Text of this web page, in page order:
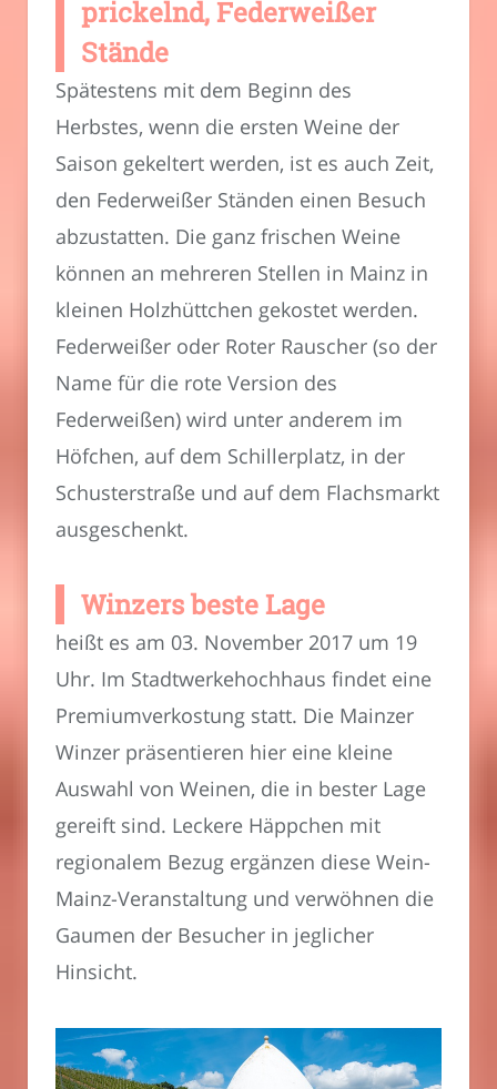
prickelnd, Federweißer
Stände
Spätestens mit dem Beginn des
Herbstes, wenn die ersten Weine der
Saison gekeltert werden, ist es auch Zeit,
den Federweißer Ständen einen Besuch
abzustatten. Die ganz frischen Weine
können an mehreren Stellen in Mainz in
kleinen Holzhüttchen gekostet werden.
Federweißer oder Roter Rauscher (so der
Name für die rote Version des
Federweißen) wird unter anderem im
Höfchen, auf dem Schillerplatz, in der
Schusterstraße und auf dem Flachsmarkt
ausgeschenkt.
Winzers beste Lage
heißt es am 03. November 2017 um 19
Uhr. Im Stadtwerkehochhaus findet eine
Premiumverkostung statt. Die Mainzer
Winzer präsentieren hier eine kleine
Auswahl von Weinen, die in bester Lage
gereift sind. Leckere Häppchen mit
regionalem Bezug ergänzen diese Wein-
Mainz-Veranstaltung und verwöhnen die
Gaumen der Besucher in jeglicher
Hinsicht.